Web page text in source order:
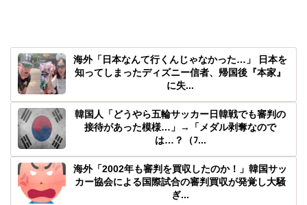
海外「日本なんて行くんじゃなかった…」 日本を
知ってしまったディズニー信者、帰国後『本家』
に失...
韓国人「どうやら五輪サッカー日韓戦でも審判の
接待があった模様…」→「メダル剥奪なので
は…？（ﾌ...
海外「2002年も審判を買収したのか！」韓国サッ
カー協会による国際試合の審判買収が発覚し大騒
ぎ...